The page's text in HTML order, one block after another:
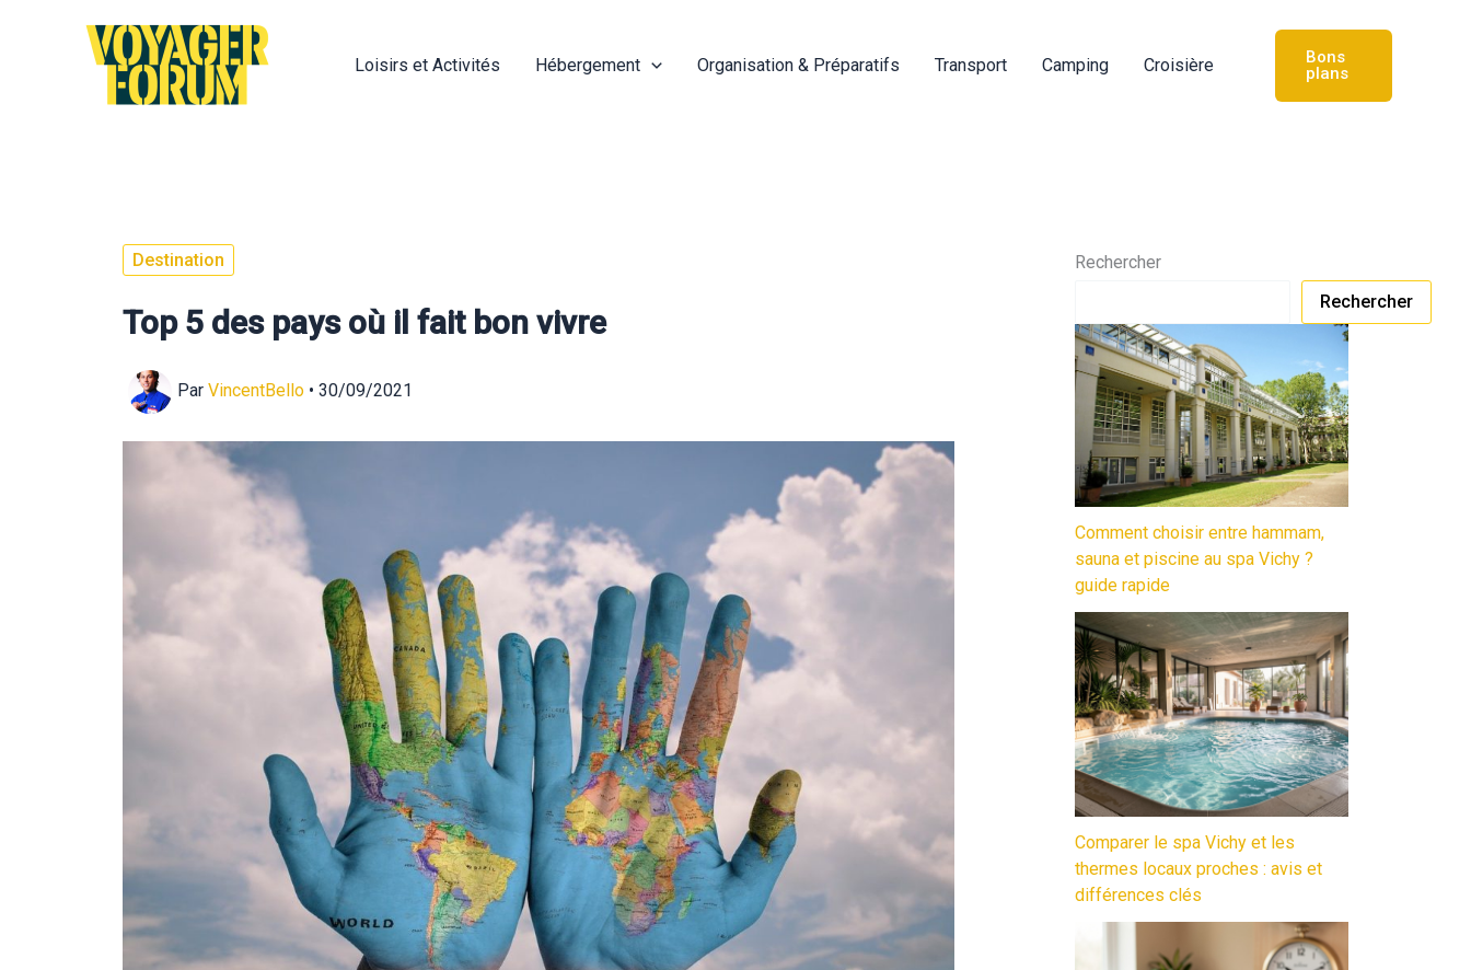
Loisirs et Activités Hébergement Organisation & Préparatifs Transport Camping Croisière
Bons
plans
Destination
Top 5 des pays où il fait bon vivre
Par VincentBello • 30/09/2021
Rechercher
Rechercher
Comment choisir entre hammam,
sauna et piscine au spa Vichy ?
guide rapide
Comparer le spa Vichy et les
thermes locaux proches : avis et
différences clés